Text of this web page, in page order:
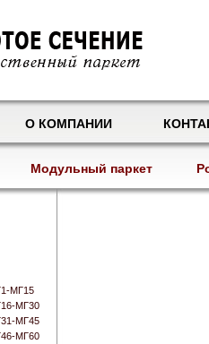
О КОМПАНИИ
Модульный паркет
МГ15
МГ30
МГ45
МГ60